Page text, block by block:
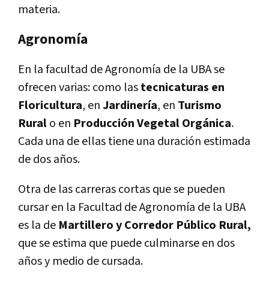
materia.
Agronomía
En la facultad de Agronomía de la UBA se
ofrecen varias: como lastecnicaturas en
Floricultura, enJardinería, en Turismo
Ruralo en Producción Vegetal Orgánica.
Cada una de ellas tiene una duración estimada
de dos años.
Otra de las carreras cortas que se pueden
cursar en la Facultad de Agronomía de la UBA
es la de Martillero y Corredor Público Rural,
que se estima que puede culminarse en dos
años y medio de cursada.